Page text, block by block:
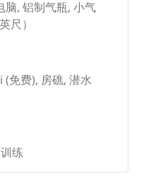
脑, 铝制气瓶, 小气
尺）
(免费), 房礁, 潜水
练